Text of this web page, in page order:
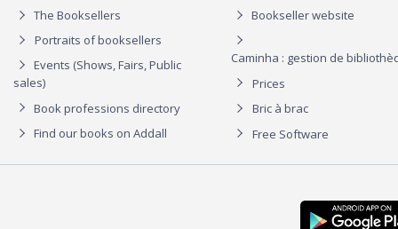
The Booksellers
Portraits of booksellers
Events (Shows, Fairs, Public
sales)
Book professions directory
Find our books on Addall
Bookseller website
Caminha : gestion de
Prices
Bric à brac
Free Software